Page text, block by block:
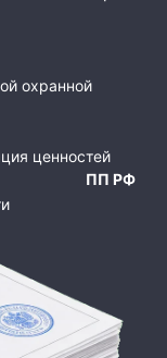
охранной
ценностей
ПП РФ